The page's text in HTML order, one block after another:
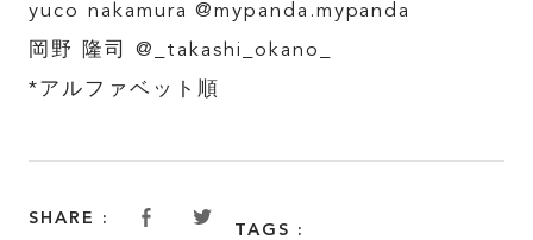
TOP
yuco nakamura @mypanda.mypanda
岡野 隆司 @_takashi_okano_
*アルファベット順
SHARE :
TAGS :